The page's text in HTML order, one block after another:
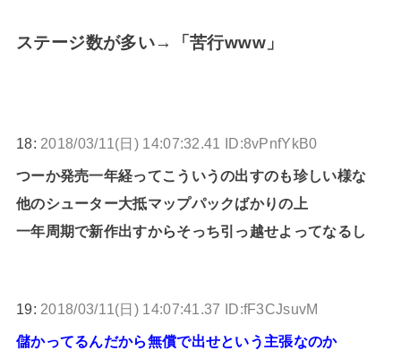
ステージ数が多い→「苦行www」
18: 2018/03/11(日) 14:07:32.41 ID:8vPnfYkB0
つーか発売一年経ってこういうの出すのも珍しい様な
他のシューター大抵マップパックばかりの上
一年周期で新作出すからそっち引っ越せよってなるし
19: 2018/03/11(日) 14:07:41.37 ID:fF3CJsuvM
儲かってるんだから無償で出せという主張なのか